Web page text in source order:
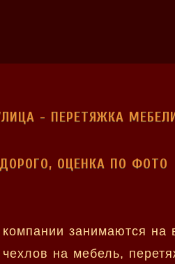
- ПЕРЕТЯЖКА
ОЦЕНКА ПО ФОТО
занимаются на
на мебель,